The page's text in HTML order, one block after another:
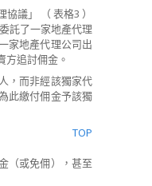
議」 （ 表格3 ）
託了一家地產代理
家地產代理公司出
方追討佣金。
，而非經該獨家代
此繳付佣金予該獨
TOP
（或免佣），甚至